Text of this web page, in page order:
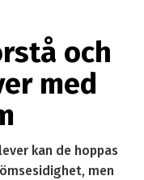
och
med
kan de hoppas
men